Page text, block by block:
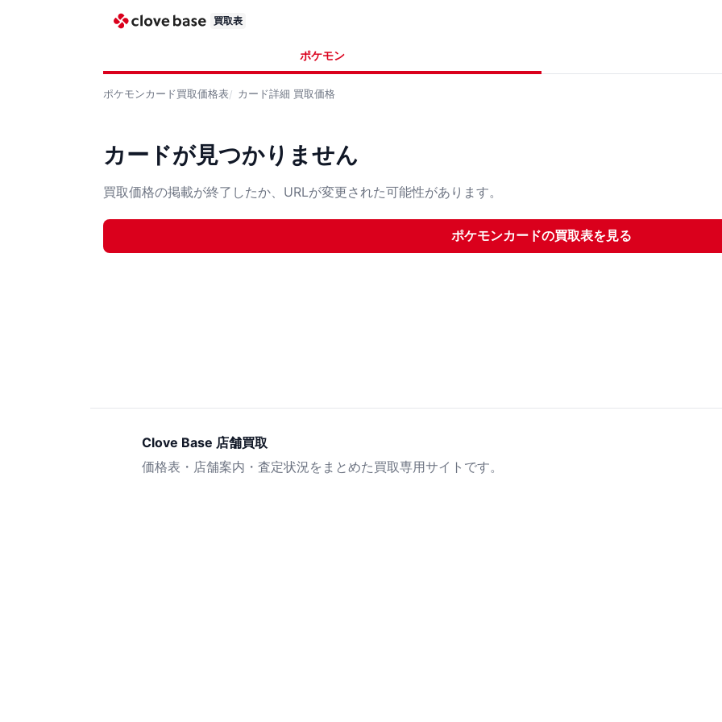
買取表
ポケモン
ポケモンカード買取価格表 カード詳細 買取価格
カードが見つかりません
買取価格の掲載が終了したか、URLが変更された可能性があります。
ポケモンカードの買取表を見る
Clove Base 店舗買取
価格表・店舗案内・査定状況をまとめた買取専用サイトです。